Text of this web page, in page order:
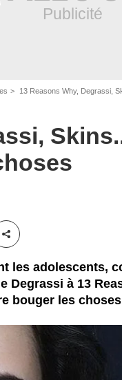
13 Reasons Why, Degrassi,
Partager cet article
les adolescents,
Degrassi à 13
bouger les